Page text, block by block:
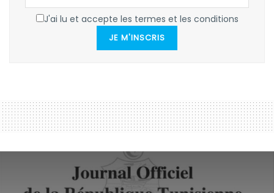
J'ai lu et accepte les termes et les conditions
JE M'INSCRIS